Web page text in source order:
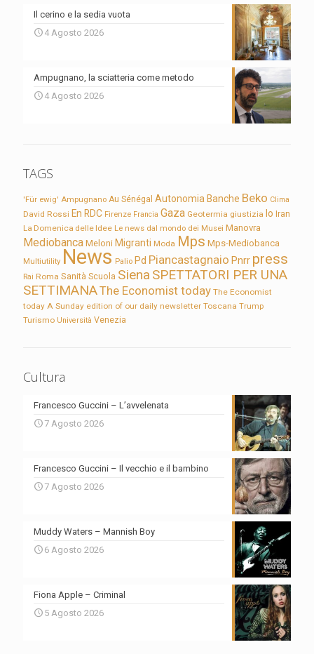
Il cerino e la sedia vuota
4 Agosto 2026
Ampugnano, la sciatteria come metodo
4 Agosto 2026
TAGS
'Für ewig' Ampugnano Au Sénégal Autonomia Banche Beko Clima
David Rossi En RDC Firenze Francia Gaza Geotermia giustizia Io Iran
La Domenica delle Idee Le news dal mondo dei Musei Manovra
Mediobanca Meloni Migranti Moda Mps Mps-Mediobanca
Multiutility News Palio Pd Piancastagnaio Pnrr press
Rai Roma Sanità Scuola Siena SPETTATORI PER UNA
SETTIMANAThe Economist today The Economist
today A Sunday edition of our daily newsletter Toscana Trump
Turismo Università Venezia
Cultura
Francesco Guccini – L’avvelenata
7 Agosto 2026
Francesco Guccini – Il vecchio e il bambino
7 Agosto 2026
Muddy Waters – Mannish Boy
6 Agosto 2026
Fiona Apple – Criminal
5 Agosto 2026